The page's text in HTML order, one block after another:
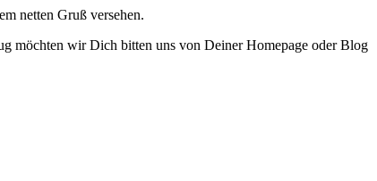
netten Gruß versehen.
möchten wir Dich bitten uns von Deiner Homepage oder Blog